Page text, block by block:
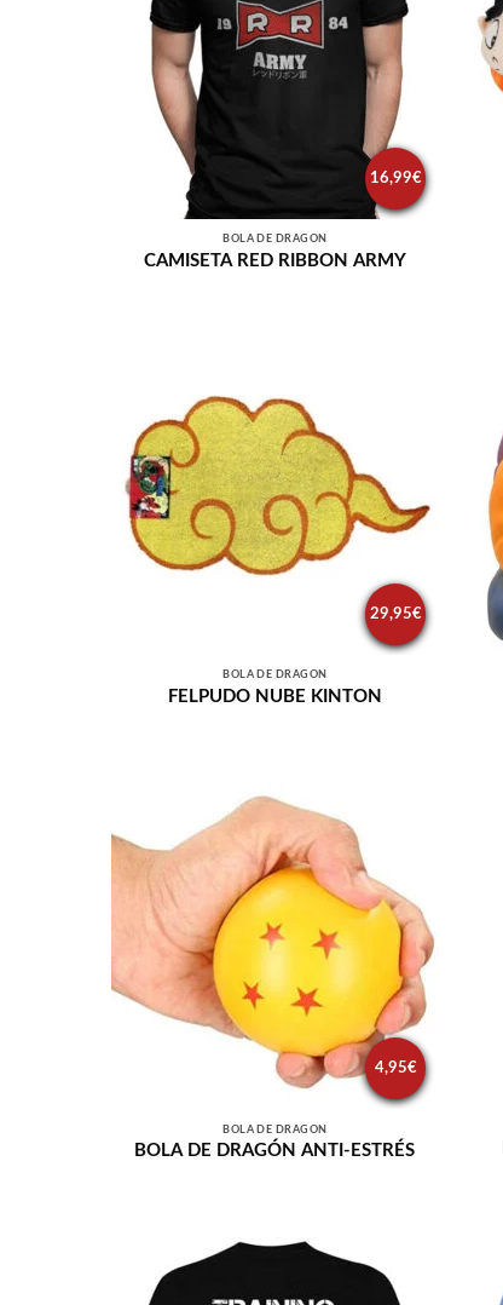
16,99€
BOLA DE DRAGÓN
CAMISETA RED RIBBON ARMY
29,95€
BOLA DE DRAGÓN
FELPUDO NUBE KINTON
4,95€
BOLA DE DRAGÓN
BOLA DE DRAGÓN ANTI-ESTRÉS